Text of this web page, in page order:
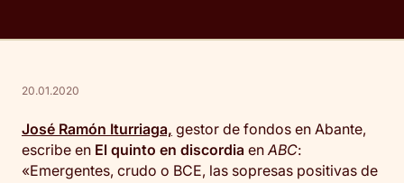
20.01.2020
José Ramón Iturriaga, gestor de fondos en Abante,
escribe en El quinto en discordia enABC:
«Emergentes, crudo o BCE, las sopresas positivas de